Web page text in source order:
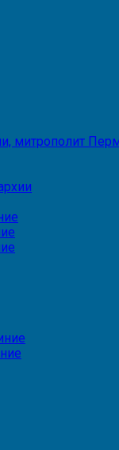
митрополит